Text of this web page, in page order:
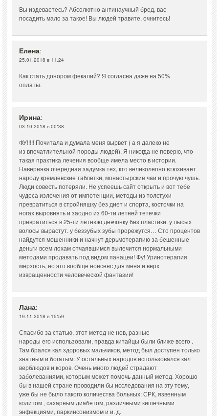
Вы издеваетесь? Абсолютно антинаучный бред, вас
посадить мало за такое! Вы людей травите, очнитесь!
Елена:
25.01.2018 в 11:24
Как стать донором фекалий? Я согласна даже на 50%
оплаты.
Ирина:
03.10.2018 в 00:38
ФУ!!!!! Почитала и думала меня вырвет ( а я далеко не
из впечатлительной породы людей). Я никогда не поверю, что
такая практика лечения вообще имела место в истории.
Наверняка очередная задумка тех, кто великолепно втюхивает
народу кремлевские таблетки, монастырские чаи и прочую чушь.
Люди совесть потеряли. Не успеешь сайт открыть и вот тебе
чудеса излечения от импотенции, методы из толстухи
превратиться в стройняшку без диет и спорта, косточки на
ногах выровнять и заодно из 60-ти летней тетечки
превратиться в 25-ти летнюю девчонку без пластики. у лысых
волосы вырастут. у беззубых зубы прорежутся… Сто процентов
найдутся мошенники и начнут дерьмотерапию за бешенные
деньги всем лохам отчаявшимся вылечится нормальными
методами продавать под видом панацеи! Фу! Уринотерапия
мерзость, но это вообще нонсенс для меня и верх
извращенности человеческой фантазии!
Лана:
19.11.2018 в 15:59
Спасибо за статью, этот метод не нов, разные
народы его использовали, правда китайцы были ближе всего .
Там брался кал здоровых мальчиков, метод был доступен только
знатным и богатым. У остальных народов использовался кал
верблюдов и коров. Очень много людей страдают
заболеваниями, которым может помочь данный метод. Хорошо
бы в нашей стране проводили бы исследования на эту тему,
уже бы не было такого количества больных: СРК, язвенным
колитом , сахарным диабетом, различными кишечными
энфекциями, паркинсонизмом и и. д.